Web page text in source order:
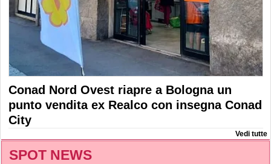
Conad Nord Ovest riapre a Bologna un
punto vendita ex Realco con insegna Conad
City
Vedi tutte
SPOT NEWS